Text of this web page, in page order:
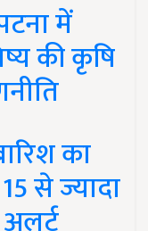
में
की कृषि
का
से ज्यादा